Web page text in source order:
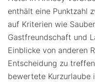
enthält eine Punktzahl
auf Kriterien wie
Gastfreundschaft und
Einblicke von anderen
Entscheidung zu
bewertete Kurzurlaube